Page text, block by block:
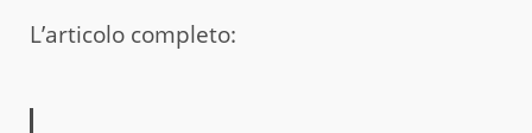
L’articolo completo: